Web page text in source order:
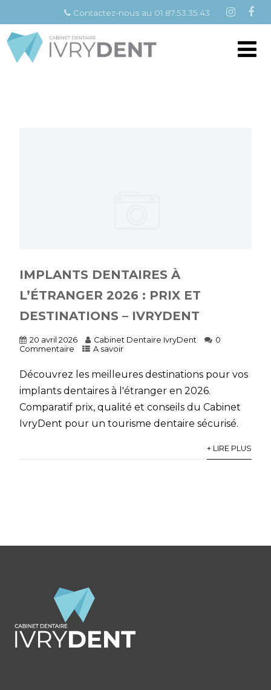
Contactez-nous au 01.87.53.35.43
IMPLANTS DENTAIRES À
L’ÉTRANGER 2026 : PRIX ET
DESTINATIONS – IVRYDENT
20 avril 2026 Cabinet Dentaire IvryDent
0
Commentaire
A savoir
Découvrez les meilleures destinations pour vos
implants dentaires à l'étranger en 2026.
Comparatif prix, qualité et conseils du Cabinet
IvryDent pour un tourisme dentaire sécurisé.
+ LIRE PLUS